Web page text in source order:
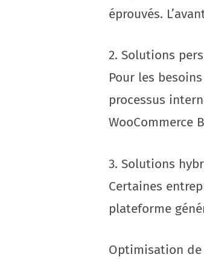
éprouvés.
2. Solutions
Pour les
processus
WooCommerce
3. Solutions
Certaines
plateforme
Optimisation